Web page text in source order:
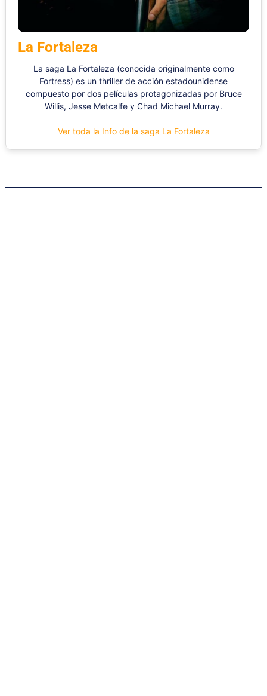
La Fortaleza
La saga La Fortaleza (conocida originalmente como
Fortress) es un thriller de acción estadounidense
compuesto por dos películas protagonizadas por Bruce
Willis, Jesse Metcalfe y Chad Michael Murray.
Ver toda la Info de la saga La Fortaleza